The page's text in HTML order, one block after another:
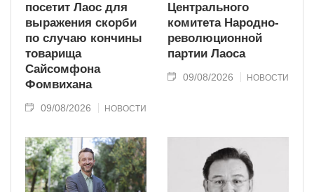
посетит Лаос для
выражения скорби
по случаю кончины
товарища
Сайсомфона
Фомвихана
09/08/2026 НОВОСТИ
Центрального
комитета Народно-
революционной
партии Лаоса
09/08/2026 НОВОСТИ